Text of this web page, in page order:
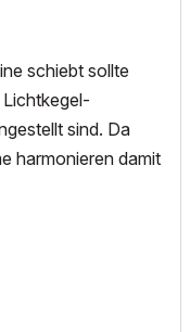
schiebt sollte
sind. Da
harmonieren damit